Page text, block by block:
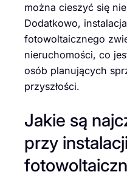
można cieszyć się
Dodatkowo,
fotowoltaicznego
nieruchomości, co
osób planujących
przyszłości.
Jakie są
przy